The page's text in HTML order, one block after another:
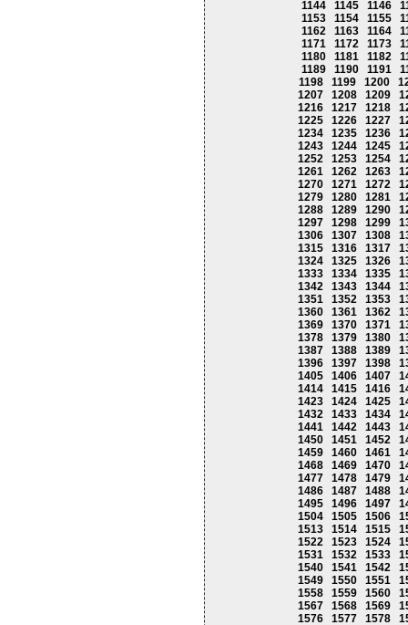
1144
1145 1146
1153
1154 1155
1162
1163 1164
1171
1172 1173
1180
1181 1182
1189
1190 1191
1198
1199 1200
1207
1208 1209
1216
1217 1218
1225
1226 1227
1234
1235 1236
1243
1244 1245
1252
1253 1254
1261
1262 1263
1270
1271 1272
1279
1280 1281
1288
1289 1290
1297
1298 1299
1306
1307 1308
1315
1316 1317
1324
1325 1326
1333
1334 1335
1342
1343 1344
1351
1352 1353
1360
1361 1362
1369
1370 1371
1378
1379 1380
1387
1388 1389
1396
1397 1398
1405
1406 1407
1414
1415 1416
1423
1424 1425
1432
1433 1434
1441
1442 1443
1450
1451 1452
1459
1460 1461
1468
1469 1470
1477
1478 1479
1486
1487 1488
1495
1496 1497
1504
1505 1506
1513
1514 1515
1522
1523 1524
1531
1532 1533
1540
1541 1542
1549
1550 1551
1558
1559 1560
1567
1568 1569
1576
1577 1578